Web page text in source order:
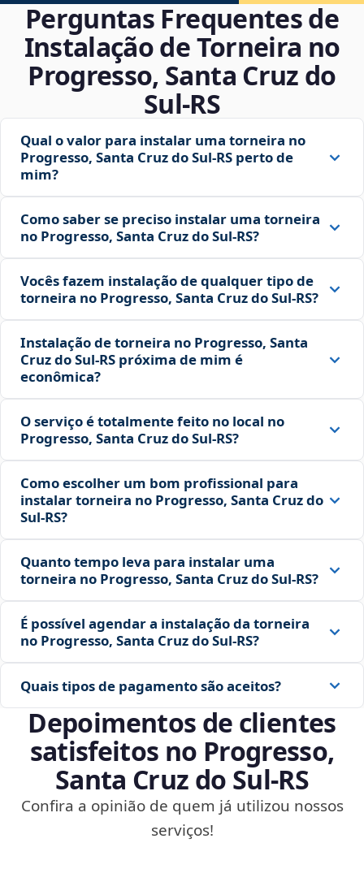
Perguntas Frequentes de
Instalação de Torneira no
Progresso, Santa Cruz do
Sul‑RS
Qual o valor para instalar uma torneira no
Progresso, Santa Cruz do Sul‑RS perto de
mim?
Como saber se preciso instalar uma torneira
no Progresso, Santa Cruz do Sul‑RS?
Vocês fazem instalação de qualquer tipo de
torneira no Progresso, Santa Cruz do Sul‑RS?
Instalação de torneira no Progresso, Santa
Cruz do Sul‑RS próxima de mim é
econômica?
O serviço é totalmente feito no local no
Progresso, Santa Cruz do Sul‑RS?
Como escolher um bom profissional para
instalar torneira no Progresso, Santa Cruz do
Sul‑RS?
Quanto tempo leva para instalar uma
torneira no Progresso, Santa Cruz do Sul‑RS?
É possível agendar a instalação da torneira
no Progresso, Santa Cruz do Sul‑RS?
Quais tipos de pagamento são aceitos?
Depoimentos de clientes
satisfeitos no Progresso,
Santa Cruz do Sul‑RS
Confira a opinião de quem já utilizou nossos
serviços!